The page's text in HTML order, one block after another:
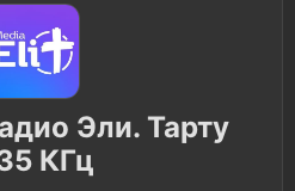
Эли. Тарту
КГц